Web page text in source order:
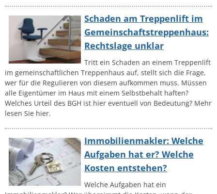
Schaden am Treppenlift im
Gemeinschaftstreppenhaus:
Rechtslage unklar
Tritt ein Schaden an einem Treppenlift
im gemeinschaftlichen Treppenhaus auf, stellt sich die Frage,
wer für die Regulieren von diesem aufkommen muss. Müssen
alle Eigentümer im Haus mit einem Selbstbehalt haften?
Welches Urteil des BGH ist hier eventuell von Bedeutung? Mehr
lesen Sie hier.
Immobilienmakler: Welche
Aufgaben hat er? Welche
Kosten entstehen?
Welche Aufgaben hat ein